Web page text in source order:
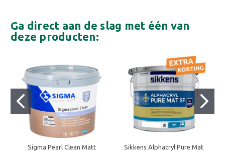
Ga direct aan de slag met één van
deze producten:
Sigma Pearl Clean Matt
Sikkens Alphacryl Pure Mat